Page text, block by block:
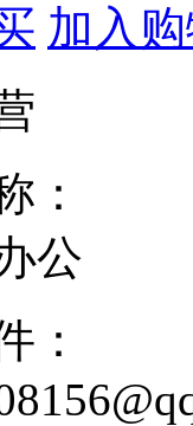
加入
：
公
：